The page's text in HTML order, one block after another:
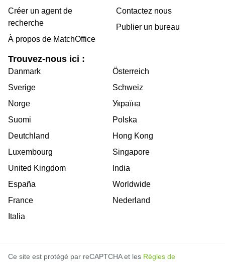
Créer un agent de
recherche
À propos de MatchOffice
Contactez nous
Publier un bureau
Trouvez-nous ici :
Danmark
Sverige
Norge
Suomi
Deutchland
Luxembourg
United Kingdom
España
France
Italia
Österreich
Schweiz
Україна
Polska
Hong Kong
Singapore
India
Worldwide
Nederland
Ce site est protégé par reCAPTCHA et les Règles de